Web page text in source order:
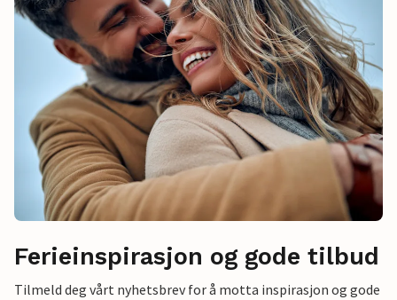
Ferieinspirasjon og gode tilbud
Tilmeld deg vårt nyhetsbrev for å motta inspirasjon og gode